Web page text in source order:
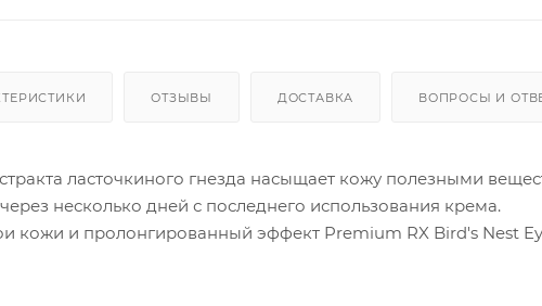
ОТЗЫВЫ ДОСТАВКА ВОПРОСЫ И
ласточкиного гнезда насыщает кожу полезными
несколько дней с последнего использования крема.
кожи и пролонгированный эффект Premium RX Bird's Nest